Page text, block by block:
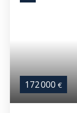
172 000 €